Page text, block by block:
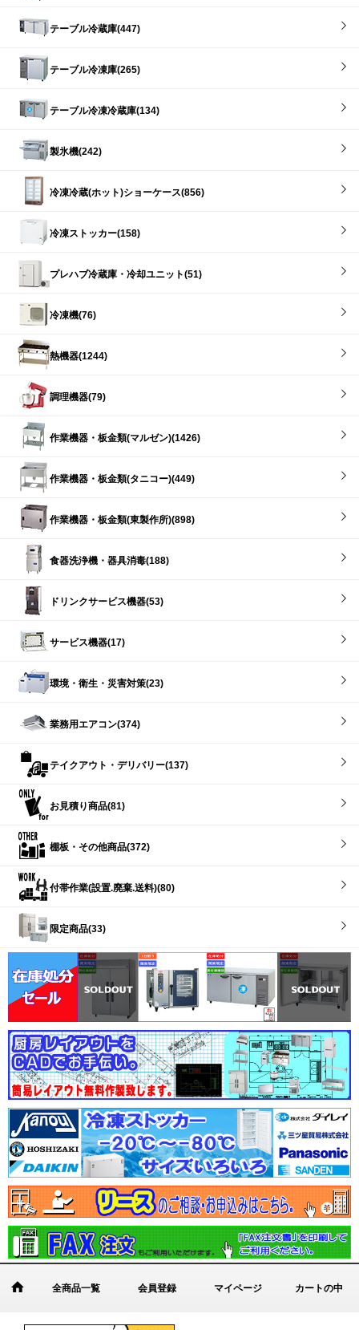
テーブル冷蔵庫(447)
テーブル冷凍庫(265)
テーブル冷凍冷蔵庫(134)
製氷機(242)
冷凍冷蔵(ホット)ショーケース(856)
冷凍ストッカー(158)
プレハブ冷蔵庫・冷却ユニット(51)
冷凍機(76)
熱機器(1244)
調理機器(79)
作業機器・板金類(マルゼン)(1426)
作業機器・板金類(タニコー)(449)
作業機器・板金類(東製作所)(898)
食器洗浄機・器具消毒(188)
ドリンクサービス機器(53)
サービス機器(17)
環境・衛生・災害対策(23)
業務用エアコン(374)
テイクアウト・デリバリー(137)
お見積り商品(81)
棚板・その他商品(372)
付帯作業(設置.廃棄.送料)(80)
限定商品(33)
全商品一覧 会員登録 マイページ カートの中